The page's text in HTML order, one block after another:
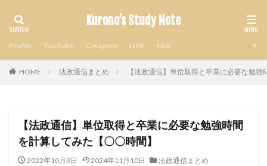
Kurono’s Study Note
Profile YouTube Category LINE Mail
HOME 法政通信まとめ 【法政通信】単位取得と卒業に必要な勉
【法政通信】単位取得と卒業に必要な勉強時間
を計算してみた【〇〇時間】
2022年10月3日 2024年11月10日
法政通信まとめ